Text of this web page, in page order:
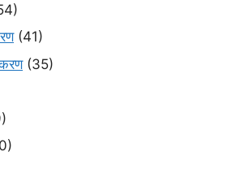
(41)
(35)